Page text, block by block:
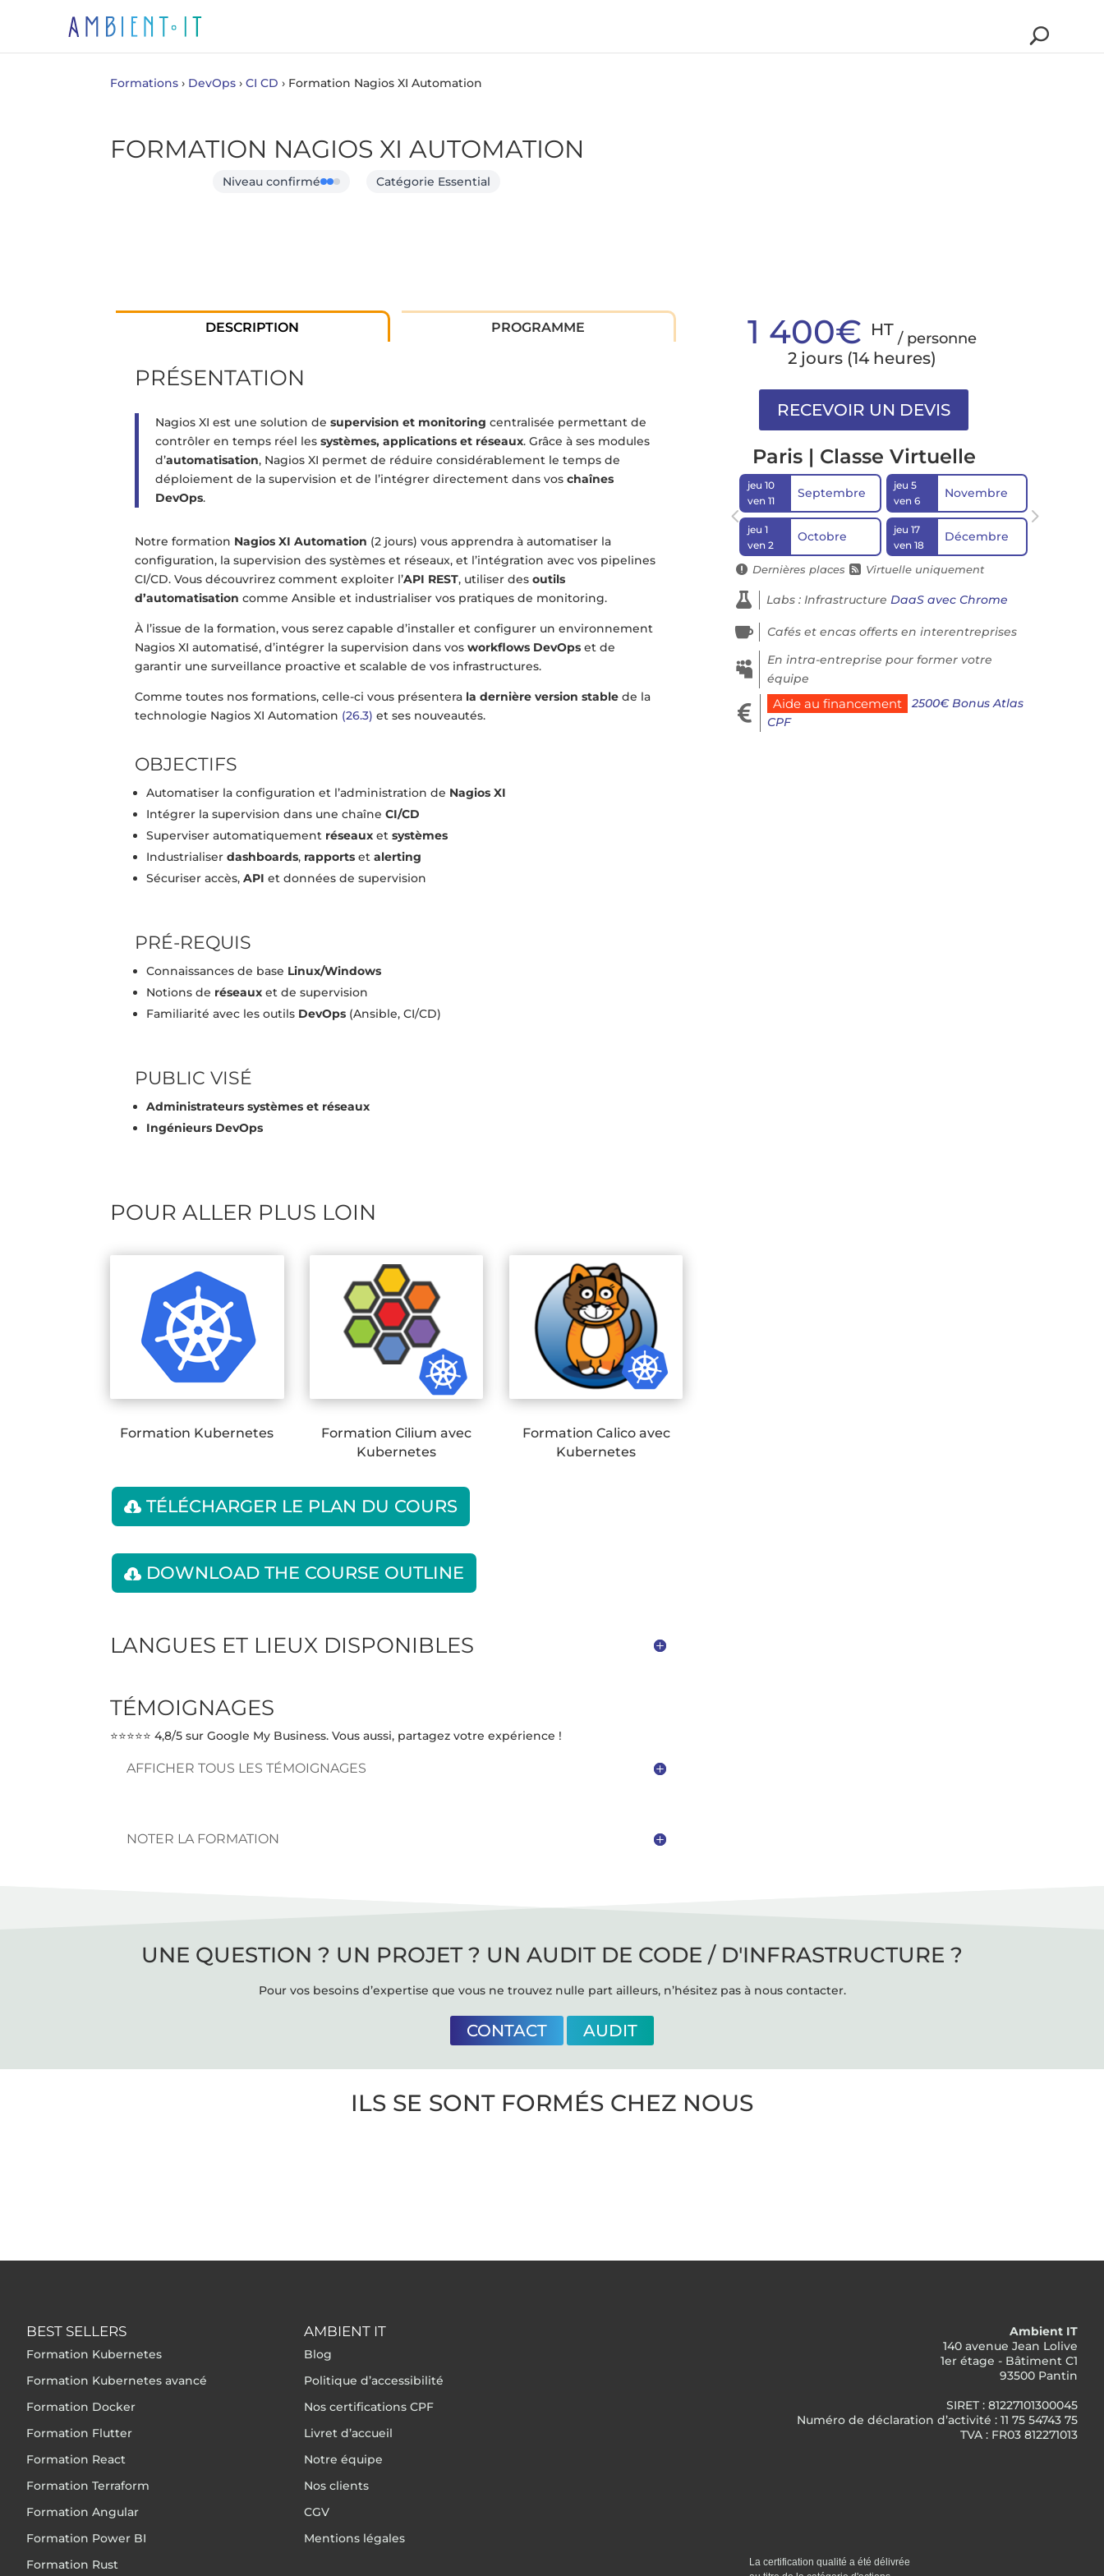
Formations › DevOps ›CI CD › Formation Nagios XI Automation
FORMATION NAGIOS XI AUTOMATION
Niveau confirmé Catégorie Essential
DESCRIPTION PROGRAMME
PRÉSENTATION
Nagios XI est une solution desupervision et monitoring centralisée permettant de
contrôler en temps réel lessystèmes, applications et réseaux. Grâce à ses modules
d’automatisation, Nagios XI permet de réduire considérablement le temps de
déploiement de la supervision et de l’intégrer directement dans voschaînes
DevOps.
Notre formation Nagios XI Automation (2 jours) vous apprendra à automatiser la
configuration, la supervision des systèmes et réseaux, et l’intégration avec vos pipelines
CI/CD. Vous découvrirez comment exploiter l’API REST, utiliser desoutils
d’automatisation comme Ansible et industrialiser vos pratiques de monitoring.
À l’issue de la formation, vous serez capable d’installer et configurer un environnement
Nagios XI automatisé, d’intégrer la supervision dans vosworkflows DevOps et de
garantir une surveillance proactive et scalable de vos infrastructures.
Comme toutes nos formations, celle-ci vous présentera la dernière version stable de la
technologie Nagios XI Automation (26.3) et ses nouveautés.
OBJECTIFS
Automatiser la configuration et l’administration de Nagios XI
Intégrer la supervision dans une chaîneCI/CD
Superviser automatiquement réseaux etsystèmes
Industrialiserdashboards, rapports etalerting
Sécuriser accès,API et données de supervision
PRÉ-REQUIS
Connaissances de base Linux/Windows
Notions de réseaux et de supervision
Familiarité avec les outils DevOps (Ansible, CI/CD)
PUBLIC VISÉ
Administrateurs systèmes et réseaux
Ingénieurs DevOps
POUR ALLER PLUS LOIN
Formation Kubernetes
Formation Cilium avec
Kubernetes
Formation Calico avec
Kubernetes
TÉLÉCHARGER LE PLAN DU COURS
DOWNLOAD THE COURSE OUTLINE
LANGUES ET LIEUX DISPONIBLES
TÉMOIGNAGES
⭐⭐⭐⭐⭐ 4,8/5 sur Google My Business. Vous aussi, partagez votre expérience !
AFFICHER TOUS LES TÉMOIGNAGES
NOTER LA FORMATION
1 400€ HT / personne
2 jours (14 heures)
Paris | Classe Virtuelle
jeu 10
ven 11
Septembre
jeu 1
ven 2
Octobre
jeu 5
ven 6
Novembre
jeu 17
ven 18
Décembre
 Dernières places  Virtuelle uniquement
 Labs : InfrastructureDaaS avec Chrome
 Cafés et encas offerts en interentreprises

En intra-entreprise pour former votre
équipe
 Aide au financement
2500€ Bonus Atlas
CPF
UNE QUESTION ? UN PROJET ? UN AUDIT DE CODE / D'INFRASTRUCTURE ?
Pour vos besoins d’expertise que vous ne trouvez nulle part ailleurs, n’hésitez pas à nous contacter.
CONTACT AUDIT
ILS SE SONT FORMÉS CHEZ NOUS
BEST SELLERS
Formation Kubernetes
Formation Kubernetes avancé
Formation Docker
Formation Flutter
Formation React
Formation Terraform
Formation Angular
Formation Power BI
Formation Rust
AMBIENT IT
Blog
Politique d’accessibilité
Nos certifications CPF
Livret d’accueil
Notre équipe
Nos clients
CGV
Mentions légales
Ambient IT
140 avenue Jean Lolive
1er étage - Bâtiment C1
93500 Pantin
SIRET : 81227101300045
Numéro de déclaration d’activité : 11 75 54743 75
TVA : FR03 812271013
La certification qualité a été délivrée